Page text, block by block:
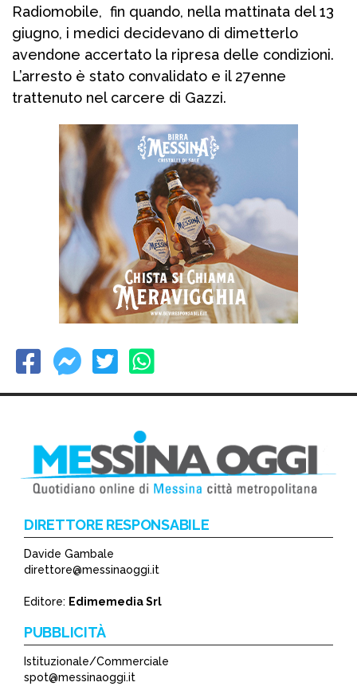
Radiomobile, fin quando, nella mattinata del 13
giugno, i medici decidevano di dimetterlo
avendone accertato la ripresa delle condizioni.
L’arresto è stato convalidato e il 27enne
trattenuto nel carcere di Gazzi.
DIRETTORE RESPONSABILE
Davide Gambale
direttore@messinaoggi.it
Editore: Edimemedia Srl
PUBBLICITÀ
Istituzionale/Commerciale
spot@messinaoggi.it